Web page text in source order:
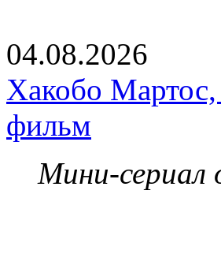
04.08.2026
Хакобо
фильм
Мини-сериал